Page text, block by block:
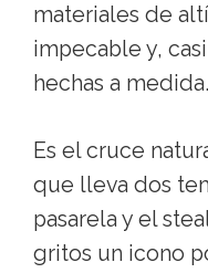
materiales de
impecable y,
hechas a medida.
Es el cruce
que lleva dos
pasarela y el
gritos un icono